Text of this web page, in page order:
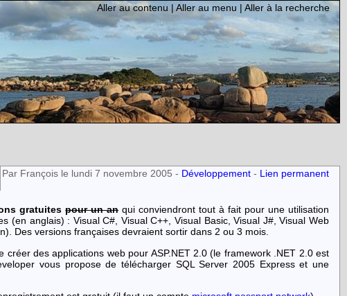
Aller au contenu |Aller au menu | Aller à la recherche
Par François le lundi 7 novembre 2005 - Développement - Lien permanent
gratuitespour un anqui conviendront tout à fait pour une utilisation
(en anglais) : Visual C#, Visual C++, Visual Basic, Visual J#, Visual Web
Des versions françaises devraient sortir dans 2 ou 3 mois.
des applications web pour ASP.NET 2.0 (le framework .NET 2.0 est
vous propose de télécharger SQL Server 2005 Express et une